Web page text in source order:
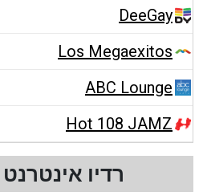
DeeGay
Los Megaexitos
ABC Lounge
Hot 108 JAMZ
רדיו